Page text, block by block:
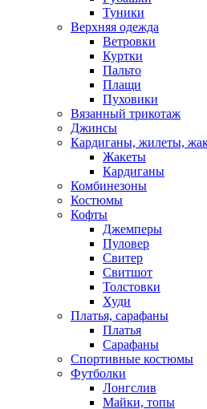
Туники
Верхняя одежда
Ветровки
Куртки
Пальто
Плащи
Пуховики
Вязанный трикотаж
Джинсы
Кардиганы, жилеты,
Жакеты
Кардиганы
Комбинезоны
Костюмы
Кофты
Джемперы
Пуловер
Свитер
Свитшот
Толстовки
Худи
Платья, сарафаны
Платья
Сарафаны
Спортивные костюмы
Футболки
Лонгслив
Майки, топы